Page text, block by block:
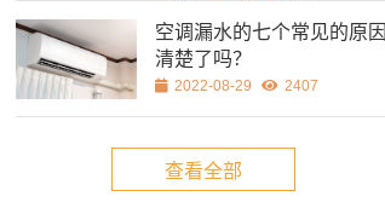
空调漏水的七个常见的原因
清楚了吗？
2022-08-29 2407
查看全部